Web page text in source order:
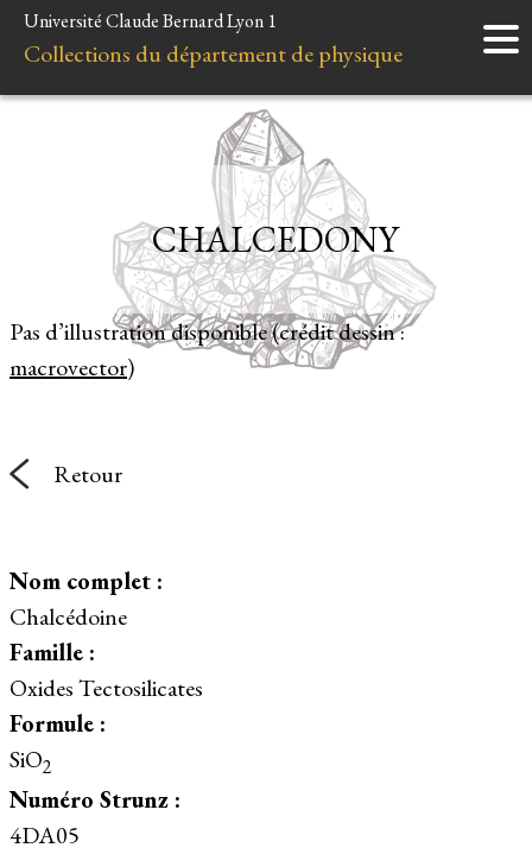
Accueil
Instruments
Liens et ressources
Université Claude Bernard Lyon 1
Collections du département de physique
Pas d’illustration disponible (crédit dessin :
macrovector)
CHALCEDONY
Retour
Nom complet :
Chalcédoine
Famille :
Oxides Tectosilicates
Formule :
SiO2
Numéro Strunz :
4DA05